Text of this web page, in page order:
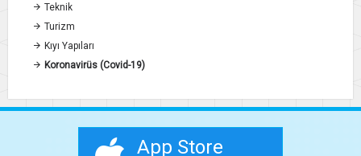
Teknik
Turizm
Kıyı Yapıları
Koronavirüs (Covid-19)
App Store